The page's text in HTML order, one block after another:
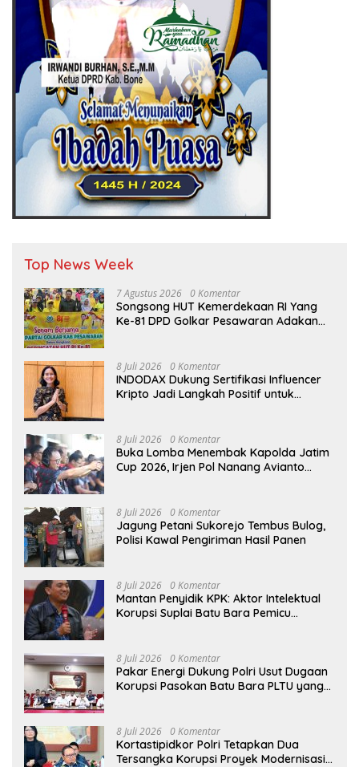
Top News Week
7 Agustus 2026 0 Komentar
Songsong HUT Kemerdekaan RI Yang
Ke-81 DPD Golkar Pesawaran Adakan
8 Juli 2026 0 Komentar
INDODAX Dukung Sertifikasi Influencer
Kripto Jadi Langkah Positif untuk
8 Juli 2026 0 Komentar
Buka Lomba Menembak Kapolda Jatim
Cup 2026, Irjen Pol Nanang Avianto
8 Juli 2026 0 Komentar
Jagung Petani Sukorejo Tembus Bulog,
Polisi Kawal Pengiriman Hasil Panen
8 Juli 2026 0 Komentar
Mantan Penyidik KPK: Aktor Intelektual
Korupsi Suplai Batu Bara Pemicu
8 Juli 2026 0 Komentar
Pakar Energi Dukung Polri Usut Dugaan
Korupsi Pasokan Batu Bara PLTU yang
8 Juli 2026 0 Komentar
Kortastipidkor Polri Tetapkan Dua
Tersangka Korupsi Proyek Modernisasi